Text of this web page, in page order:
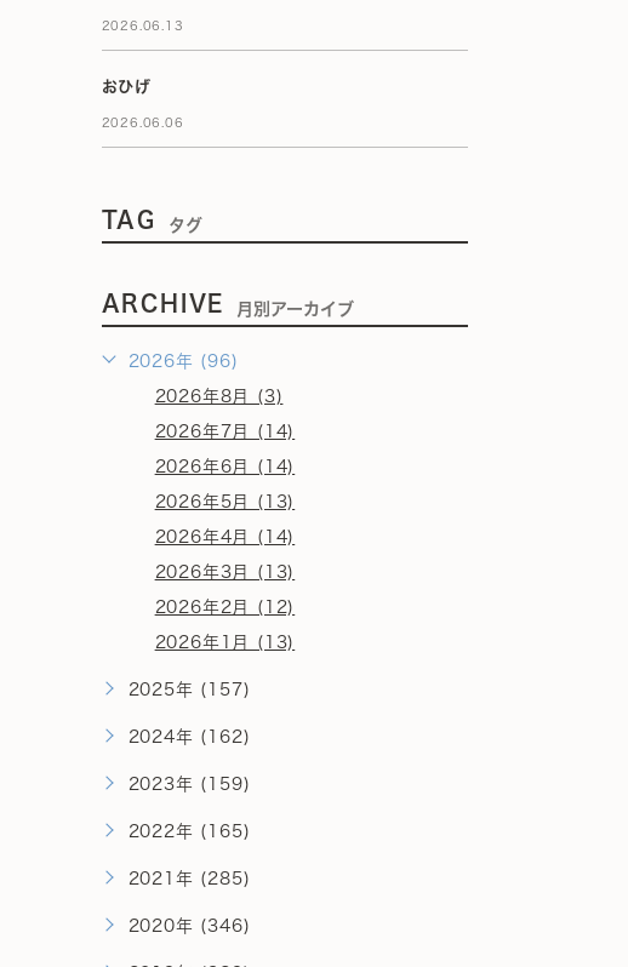
2026.06.13
おひげ
2026.06.06
TAG タグ
ARCHIVE 月別アーカイブ
2026年 (96)
2026年8月 (3)
2026年7月 (14)
2026年6月 (14)
2026年5月 (13)
2026年4月 (14)
2026年3月 (13)
2026年2月 (12)
2026年1月 (13)
2025年 (157)
2024年 (162)
2023年 (159)
2022年 (165)
2021年 (285)
2020年 (346)